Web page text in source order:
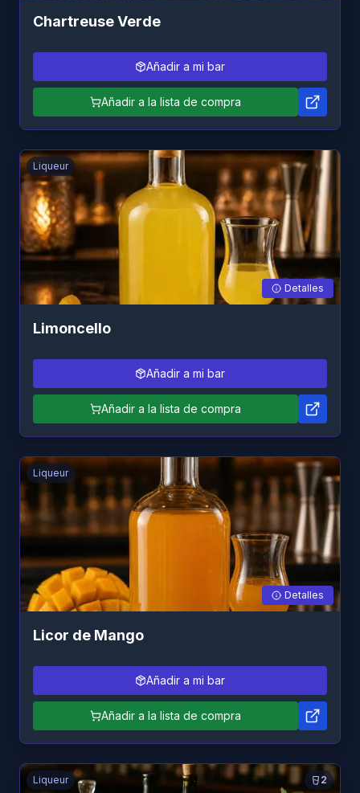
Chartreuse Verde
Añadir a mi bar
Añadir a la lista de compra
Liqueur
Detalles
Limoncello
Añadir a mi bar
Añadir a la lista de compra
Liqueur
Detalles
Licor de Mango
Añadir a mi bar
Añadir a la lista de compra
2
Liqueur